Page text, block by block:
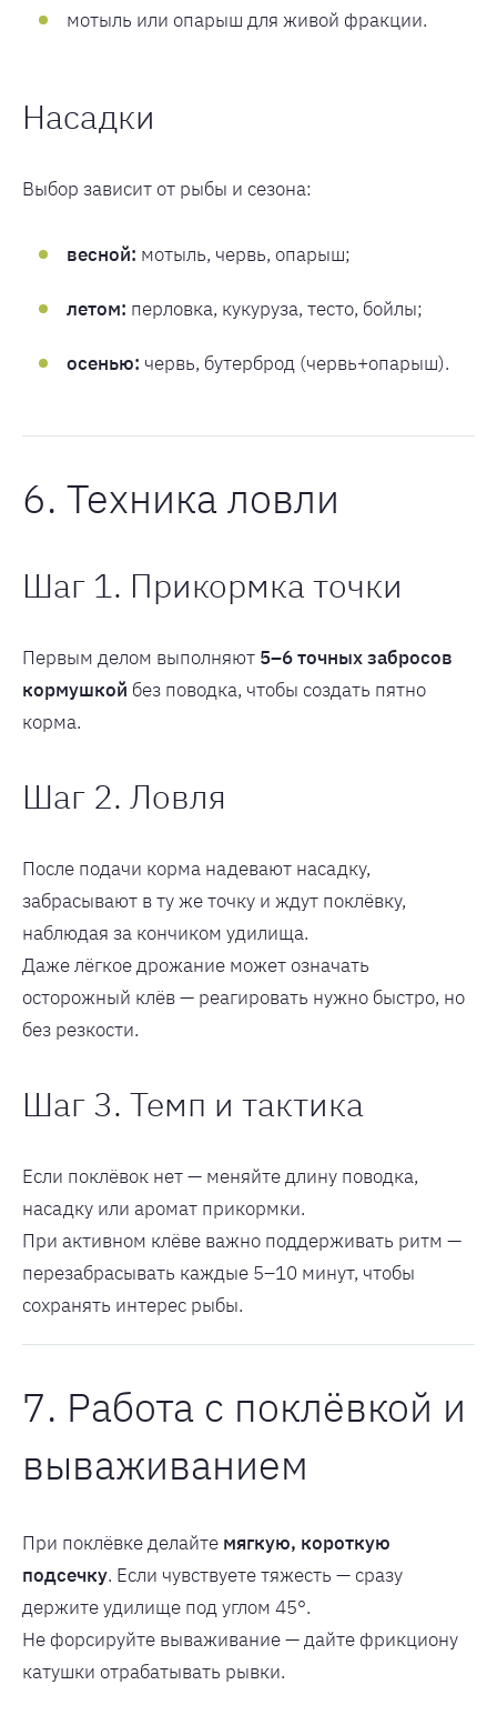
мотыль или опарыш для живой фракции.
Насадки
Выбор зависит от рыбы и сезона:
весной: мотыль, червь, опарыш;
летом: перловка, кукуруза, тесто, бойлы;
осенью: червь, бутерброд (червь+опарыш).
6. Техника ловли
Шаг 1. Прикормка точки
Первым делом выполняют 5–6 точных забросов
кормушкой без поводка, чтобы создать пятно
корма.
Шаг 2. Ловля
После подачи корма надевают насадку,
забрасывают в ту же точку и ждут поклёвку,
наблюдая за кончиком удилища.
Даже лёгкое дрожание может означать
осторожный клёв — реагировать нужно быстро, но
без резкости.
Шаг 3. Темп и тактика
Если поклёвок нет — меняйте длину поводка,
насадку или аромат прикормки.
При активном клёве важно поддерживать ритм —
перезабрасывать каждые 5–10 минут, чтобы
сохранять интерес рыбы.
7. Работа с поклёвкой и
вываживанием
При поклёвке делайте мягкую, короткую
подсечку. Если чувствуете тяжесть — сразу
держите удилище под углом 45°.
Не форсируйте вываживание — дайте фрикциону
катушки отрабатывать рывки.